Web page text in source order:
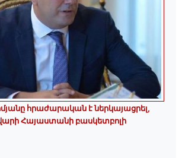
հրաժարական է ներկայացրել,
Հայաստանի բասկետբոլի